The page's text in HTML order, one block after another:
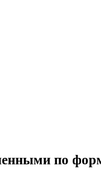
по